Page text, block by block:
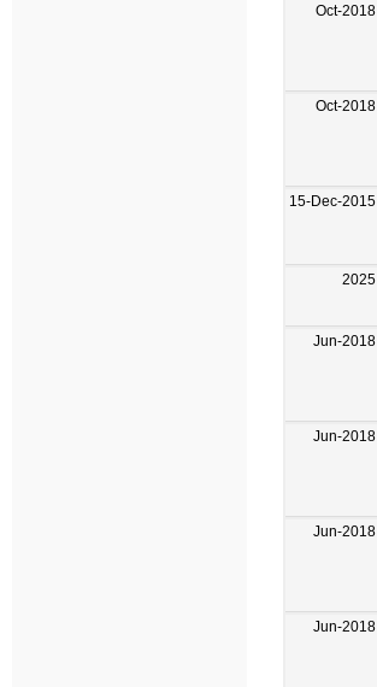
Oct-2018
Oct-2018
15-Dec-2015
2025
Jun-2018
Jun-2018
Jun-2018
Jun-2018